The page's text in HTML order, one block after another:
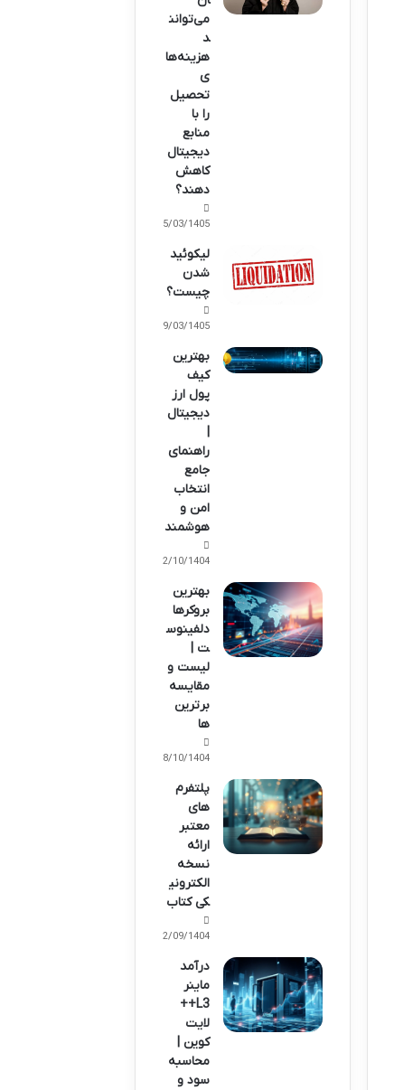
می‌توانن
د
هزینه‌ها
ی
تحصیل
را با
منابع
دیجیتال
کاهش
دهند؟
15/03/1405
لیکوئید
شدن
چیست؟
09/03/1405
بهترین
کیف
پول ارز
دیجیتال
|
راهنمای
جامع
انتخاب
امن و
هوشمند
02/10/1404
بهترین
بروکرها
دلفینوس
ت |
لیست و
مقایسه
برترین
ها
08/10/1404
پلتفرم
های
معتبر
ارائه
نسخه
الکترونی
کی کتاب
12/09/1404
درآمد
ماینر
L3++
لایت
کوین |
محاسبه
سود و